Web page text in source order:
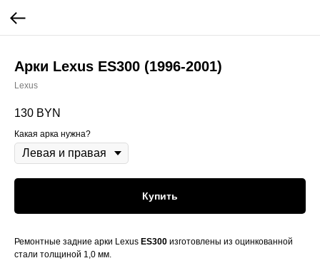
Арки Lexus ES300 (1996-2001)
Lexus
130 BYN
Какая арка нужна?
Купить
Ремонтные задние арки Lexus ES300 изготовлены из оцинкованной
стали толщиной 1,0 мм.